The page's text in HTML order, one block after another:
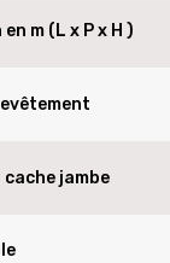
m (L x P x H )
cache jambe